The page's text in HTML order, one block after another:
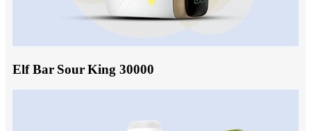
Elf Bar Sour King 30000